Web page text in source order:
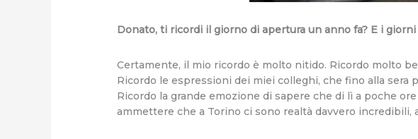
Donato, ti ricordi il giorno di apertura un anno fa? E i
Certamente, il mio ricordo è molto nitido. Ricordo molto
Ricordo le espressioni dei miei colleghi, che fino alla
Ricordo la grande emozione di sapere che di lì a poche
ammettere che a Torino ci sono realtà davvero incredibili,